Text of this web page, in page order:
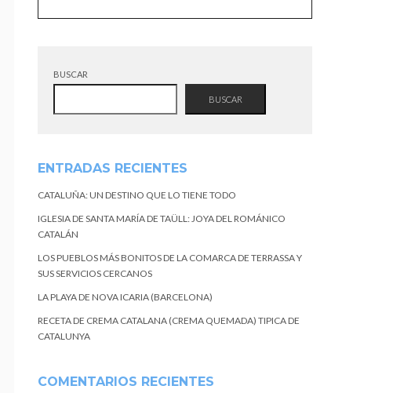
BUSCAR
BUSCAR
ENTRADAS RECIENTES
CATALUÑA: UN DESTINO QUE LO TIENE TODO
IGLESIA DE SANTA MARÍA DE TAÜLL: JOYA DEL ROMÁNICO
CATALÁN
LOS PUEBLOS MÁS BONITOS DE LA COMARCA DE TERRASSA Y
SUS SERVICIOS CERCANOS
LA PLAYA DE NOVA ICARIA (BARCELONA)
RECETA DE CREMA CATALANA (CREMA QUEMADA) TIPICA DE
CATALUNYA
COMENTARIOS RECIENTES